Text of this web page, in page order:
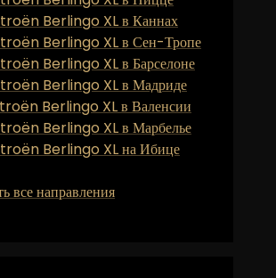
Berlingo XL в Каннах
Berlingo XL в Сен-Тропе
Berlingo XL в Барселоне
Berlingo XL в Мадриде
Berlingo XL в Валенсии
Berlingo XL в Марбелье
Berlingo XL на Ибице
все направления